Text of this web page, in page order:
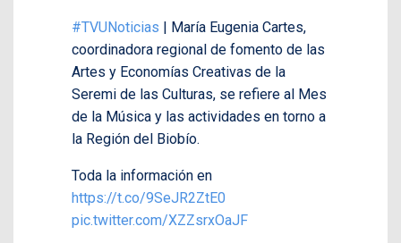
#TVUNoticias | María Eugenia Cartes,
coordinadora regional de fomento de las
Artes y Economías Creativas de la
Seremi de las Culturas, se refiere al Mes
de la Música y las actividades en torno a
la Región del Biobío.
Toda la información en
https://t.co/9SeJR2ZtE0
pic.twitter.com/XZZsrxOaJF